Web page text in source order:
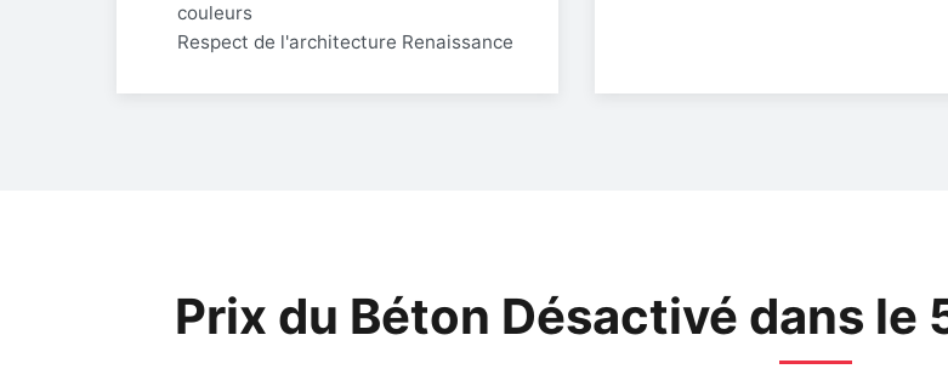
couleurs
Respect de l'architecture Renaissance
Prix du Béton Désactivé dans